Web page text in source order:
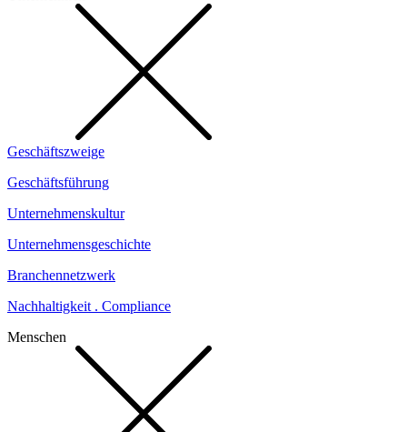
Geschäftszweige
Geschäftsführung
Unternehmenskultur
Unternehmensgeschichte
Branchennetzwerk
Nachhaltigkeit . Compliance
Menschen